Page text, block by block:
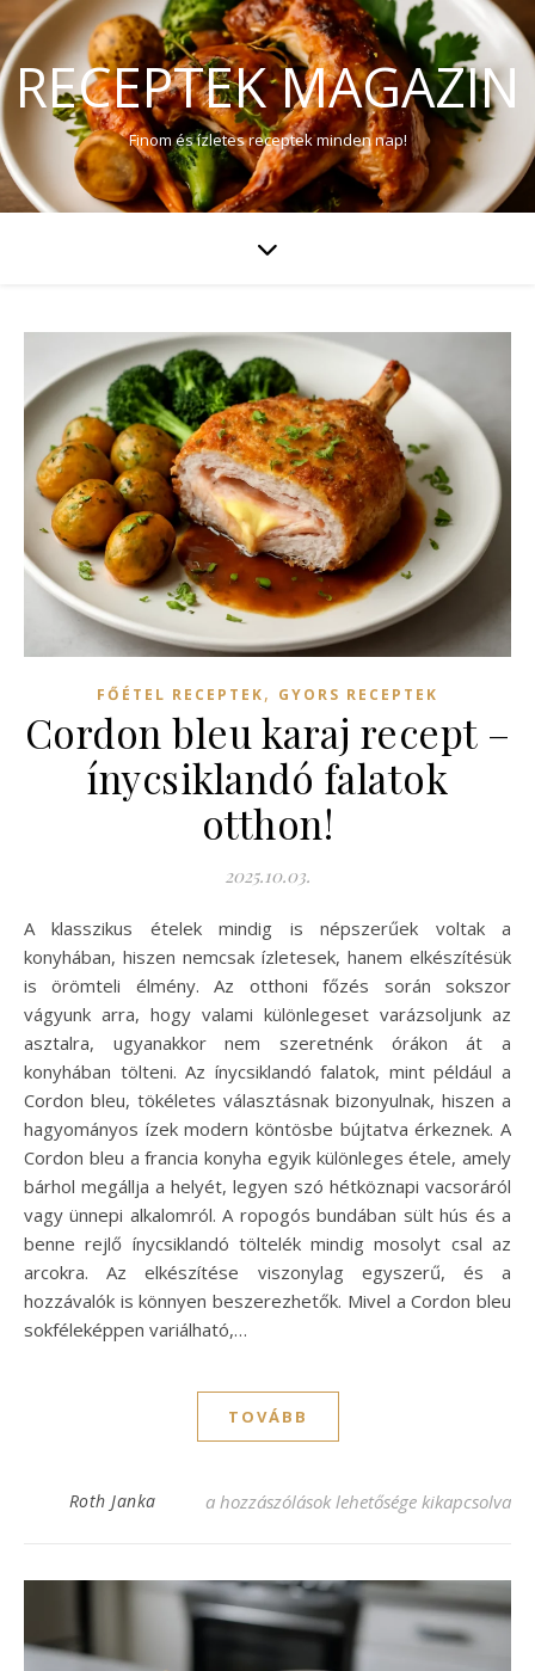
RECEPTEK MAGAZIN
Finom és ízletes receptek minden nap!
FŐÉTEL RECEPTEK, GYORS RECEPTEK
Cordon bleu karaj recept –
ínycsiklandó falatok
otthon!
2025.10.03.
A klasszikus ételek mindig is népszerűek voltak a
konyhában, hiszen nemcsak ízletesek, hanem elkészítésük
is örömteli élmény. Az otthoni főzés során sokszor
vágyunk arra, hogy valami különlegeset varázsoljunk az
asztalra, ugyanakkor nem szeretnénk órákon át a
konyhában tölteni. Az ínycsiklandó falatok, mint például a
Cordon bleu, tökéletes választásnak bizonyulnak, hiszen a
hagyományos ízek modern köntösbe bújtatva érkeznek. A
Cordon bleu a francia konyha egyik különleges étele, amely
bárhol megállja a helyét, legyen szó hétköznapi vacsoráról
vagy ünnepi alkalomról. A ropogós bundában sült hús és a
benne rejlő ínycsiklandó töltelék mindig mosolyt csal az
arcokra. Az elkészítése viszonylag egyszerű, és a
hozzávalók is könnyen beszerezhetők. Mivel a Cordon bleu
sokféleképpen variálható,…
TOVÁBB
Roth Janka Cordon bleu karaj recept – ínycsiklandó
a hozzászólások lehetősége kikapcsolva